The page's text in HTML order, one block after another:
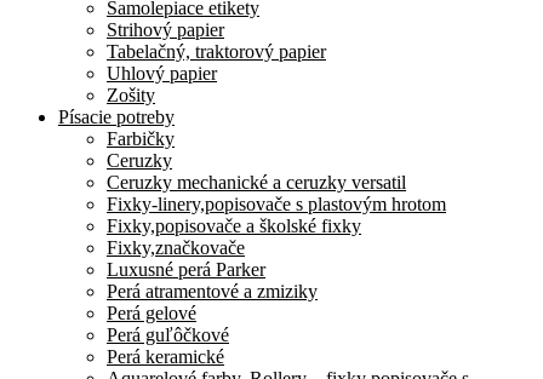
Samolepiace etikety
Strihový papier
Tabelačný, traktorový papier
Uhlový papier
Zošity
Písacie potreby
Farbičky
Ceruzky
Ceruzky mechanické a ceruzky versatil
Fixky-linery,popisovače s plastovým hrotom
Fixky,popisovače a školské fixky
Fixky,značkovače
Luxusné perá Parker
Perá atramentové a zmiziky
Perá gelové
Perá guľôčkové
Perá keramické